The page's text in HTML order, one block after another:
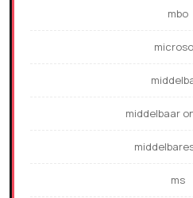
mbo
middelbaar
ms